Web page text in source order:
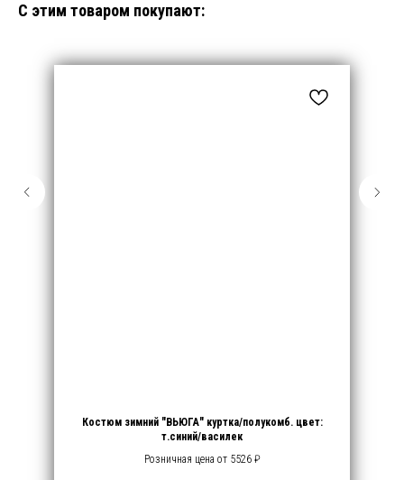
С этим товаром покупают:
Костюм зимний "ВЬЮГА" куртка/полукомб. цвет:
т.синий/василек
Розничная цена от 5526 ₽